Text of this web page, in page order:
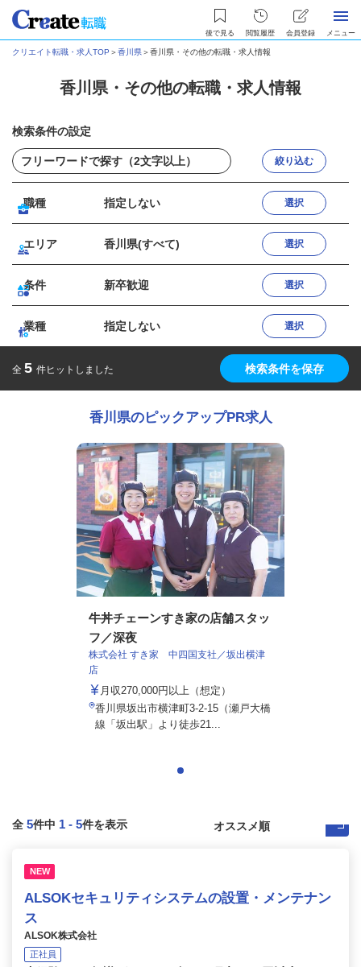
後で見る 閲覧履歴 会員登録 メニュー
クリエイト転職・求人TOP ＞香川県＞香川県・その他の転職・求人情報
香川県・その他の転職・求人情報
検索条件の設定
絞り込む
職種 指定しない 選択
エリア 香川県(すべて) 選択
条件 新卒歓迎 選択
業種 指定しない 選択
全 5 件ヒットしました 検索条件を保存
香川県のピックアップPR求人
牛丼チェーンすき家の店舗スタッ
フ／深夜
株式会社 すき家 中四国支社／坂出横津
店
月収270,000円以上（想定）
香川県坂出市横津町3-2-15（瀬戸大橋
線「坂出駅」より徒歩21...
全 5件中 1 - 5件を表示
NEW
ALSOKセキュリティシステムの設置・メンテナン
ス
ALSOK株式会社
正社員